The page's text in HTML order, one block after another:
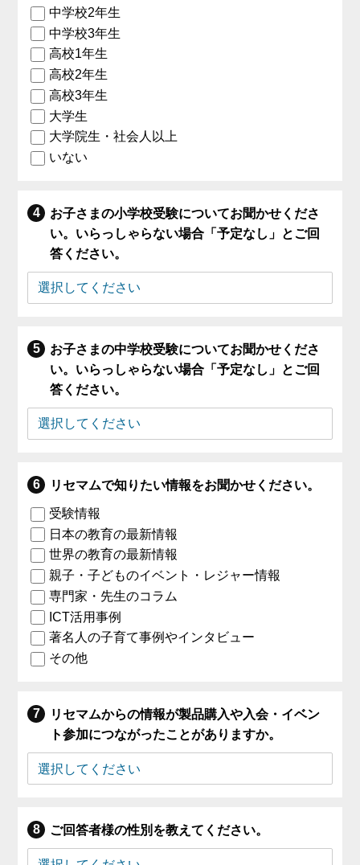
中学校2年生
中学校3年生
高校1年生
高校2年生
高校3年生
大学生
大学院生・社会人以上
いない
お子さまの小学校受験についてお聞かせくださ
い。いらっしゃらない場合「予定なし」とご回
答ください。
お子さまの中学校受験についてお聞かせくださ
い。いらっしゃらない場合「予定なし」とご回
答ください。
リセマムで知りたい情報をお聞かせください。
受験情報
日本の教育の最新情報
世界の教育の最新情報
親子・子どものイベント・レジャー情報
専門家・先生のコラム
ICT活用事例
著名人の子育て事例やインタビュー
その他
リセマムからの情報が製品購入や入会・イベン
ト参加につながったことがありますか。
ご回答者様の性別を教えてください。